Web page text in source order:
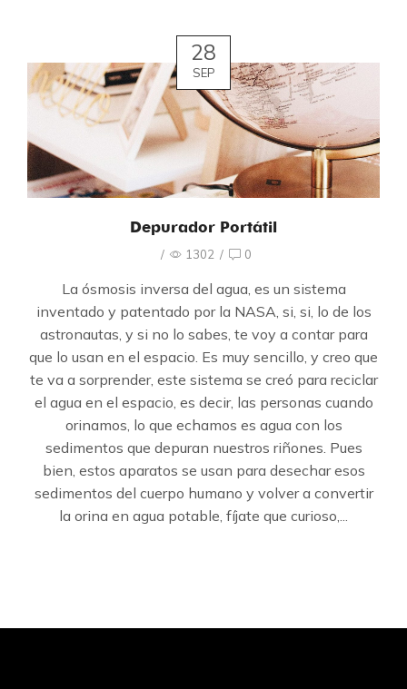
28
SEP
Depurador Portátil
/ 1302 / 0
La ósmosis inversa del agua, es un sistema
inventado y patentado por la NASA, si, si, lo de los
astronautas, y si no lo sabes, te voy a contar para
que lo usan en el espacio. Es muy sencillo, y creo que
te va a sorprender, este sistema se creó para reciclar
el agua en el espacio, es decir, las personas cuando
orinamos, lo que echamos es agua con los
sedimentos que depuran nuestros riñones. Pues
bien, estos aparatos se usan para desechar esos
sedimentos del cuerpo humano y volver a convertir
la orina en agua potable, fíjate que curioso,...